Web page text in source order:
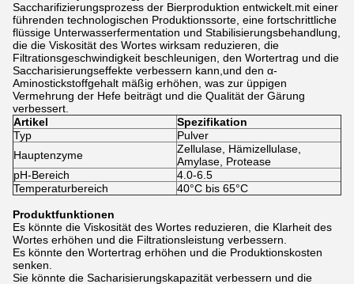
Saccharifizierungsprozess der Bierproduktion entwickelt.mit einer
führenden technologischen Produktionssorte, eine fortschrittliche
flüssige Unterwasserfermentation und Stabilisierungsbehandlung,
die die Viskosität des Wortes wirksam reduzieren, die
Filtrationsgeschwindigkeit beschleunigen, den Wortertrag und die
Saccharisierungseffekte verbessern kann,und den α-
Aminostickstoffgehalt mäßig erhöhen, was zur üppigen
Vermehrung der Hefe beiträgt und die Qualität der Gärung
verbessert.
Artikel
Spezifikation
Typ
Pulver
Hauptenzyme
Zellulase, Hämizellulase,
Amylase, Protease
pH-Bereich
4.0-6.5
Temperaturbereich
40°C bis 65°C
Produktfunktionen
Es könnte die Viskosität des Wortes reduzieren, die Klarheit des
Wortes erhöhen und die Filtrationsleistung verbessern.
Es könnte den Wortertrag erhöhen und die Produktionskosten
senken.
Sie könnte die Sacharisierungskapazität verbessern und die